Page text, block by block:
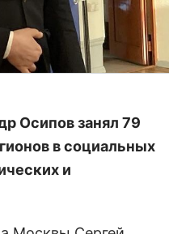
Осипов занял 79
в социальных
и